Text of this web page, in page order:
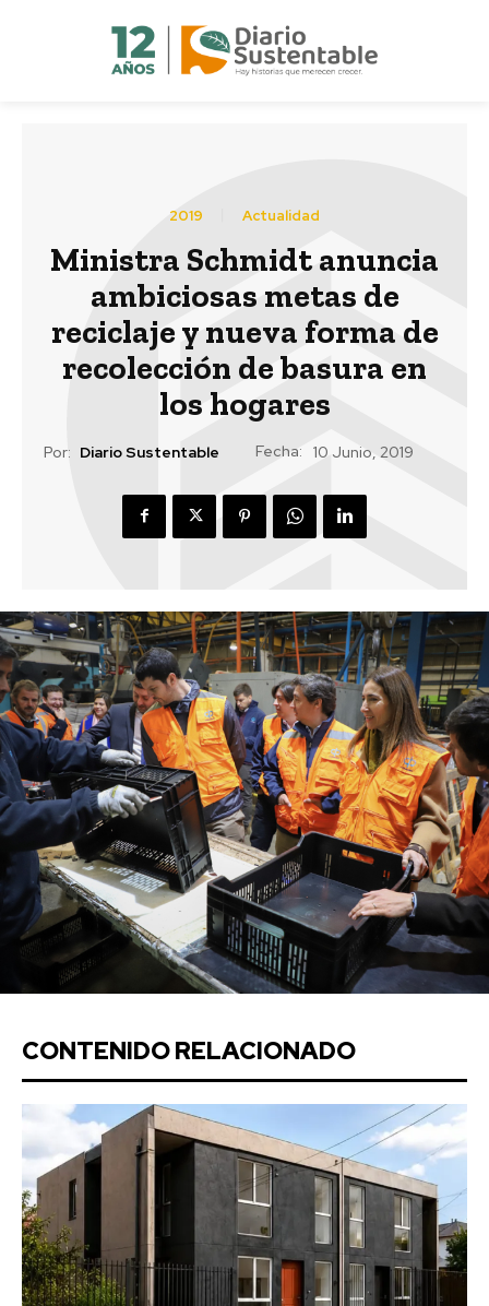
2019 Actualidad
Ministra Schmidt anuncia
ambiciosas metas de
reciclaje y nueva forma de
recolección de basura en
los hogares
Por: Diario Sustentable Fecha: 10 Junio, 2019
CONTENIDO RELACIONADO